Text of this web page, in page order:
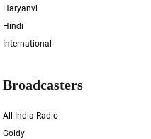
Haryanvi
Hindi
International
Broadcasters
All India Radio
Goldy